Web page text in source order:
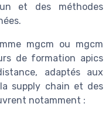
et des méthodes
mgcm ou mgcm
de formation apics
adaptés aux
supply chain et des
notamment :